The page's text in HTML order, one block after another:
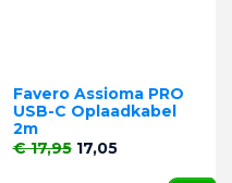
Favero Assioma PRO
USB-C Oplaadkabel
2m
Normale prijs
€ 17,95 Prijs
17,05